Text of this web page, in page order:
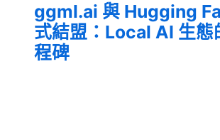
ggml.ai 與 Hugging
式結盟：Local AI 生態
程碑